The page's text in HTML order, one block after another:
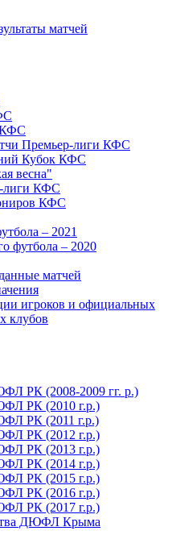
матчей
КФС
Премьер-лиги КФС
Кубок КФС
весна"
лиги КФС
КФС
– 2021
футбола – 2020
матчей
игроков и официальных
клубов
РК (2008-2009 гг. р.)
РК (2010 г.р.)
РК (2011 г.р.)
РК (2012 г.р.)
РК (2013 г.р.)
РК (2014 г.р.)
РК (2015 г.р.)
РК (2016 г.р.)
РК (2017 г.р.)
ДЮФЛ Крыма